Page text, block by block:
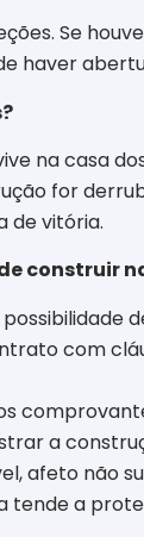
Se
haver
na casa
for
de vitória.
construir
possibilidade
com
a
afeto não
tende a